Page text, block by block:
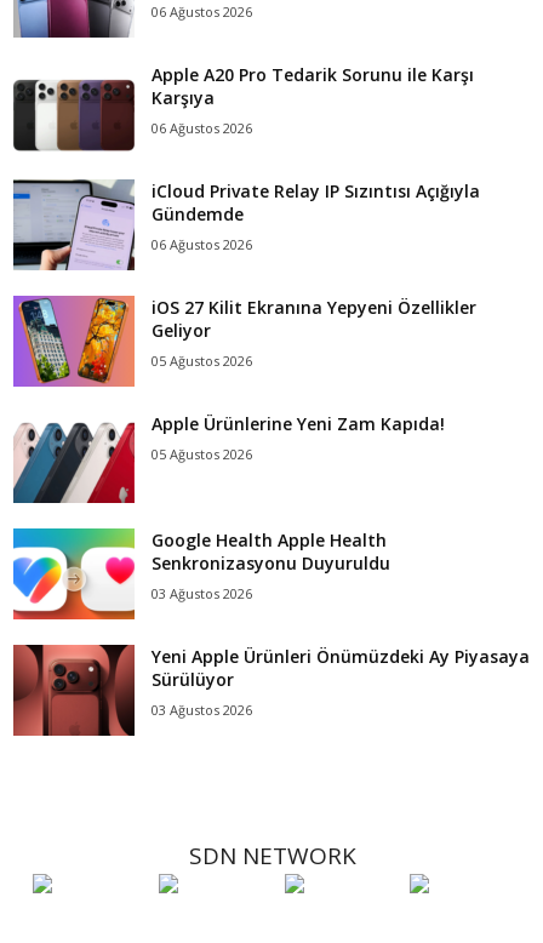
06 Ağustos 2026
Apple A20 Pro Tedarik Sorunu ile Karşı
Karşıya
06 Ağustos 2026
iCloud Private Relay IP Sızıntısı Açığıyla
Gündemde
06 Ağustos 2026
iOS 27 Kilit Ekranına Yepyeni Özellikler
Geliyor
05 Ağustos 2026
Apple Ürünlerine Yeni Zam Kapıda!
05 Ağustos 2026
Google Health Apple Health
Senkronizasyonu Duyuruldu
03 Ağustos 2026
Yeni Apple Ürünleri Önümüzdeki Ay Piyasaya
Sürülüyor
03 Ağustos 2026
SDN NETWORK